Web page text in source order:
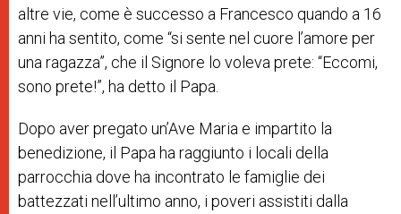
altre vie, come è successo a Francesco quando a 16
anni ha sentito, come “si sente nel cuore l’amore per
una ragazza”, che il Signore lo voleva prete: “Eccomi,
sono prete!”, ha detto il Papa.
Dopo aver pregato un’Ave Maria e impartito la
benedizione, il Papa ha raggiunto i locali della
parrocchia dove ha incontrato le famiglie dei
battezzati nell’ultimo anno, i poveri assistiti dalla